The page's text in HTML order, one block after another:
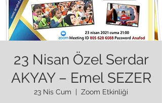
23 Nisan Özel Serdar
AKYAY – Emel SEZER
23 Nis Cum Zoom Etkinliği